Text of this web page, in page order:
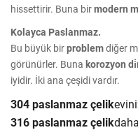
hissettirir. Buna birmodern
Kolayca Paslanmaz.
Bu büyük birproblemdiğer
görünürler. Buna korozyon
iyidir. İki ana çeşidi vardır.
304 paslanmaz çelik
316 paslanmaz çelik